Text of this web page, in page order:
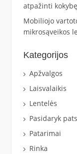
atpažinti
Mobiliojo
mikrosąveikos
Kategorijos
Apžvalgos
Laisvalaikis
Lentelės
Pasidaryk pats
Patarimai
Rinka